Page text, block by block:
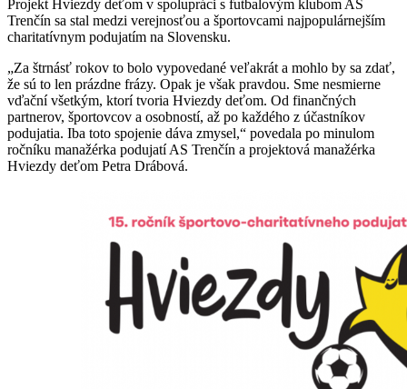
Projekt Hviezdy deťom v spolupráci s futbalovým klubom AS
Trenčín sa stal medzi verejnosťou a športovcami najpopulárnejším
charitatívnym podujatím na Slovensku.
„Za štrnásť rokov to bolo vypovedané veľakrát a mohlo by sa zdať,
že sú to len prázdne frázy. Opak je však pravdou. Sme nesmierne
vďační všetkým, ktorí tvoria Hviezdy deťom. Od finančných
partnerov, športovcov a osobností, až po každého z účastníkov
podujatia. Iba toto spojenie dáva zmysel,“ povedala po minulom
ročníku manažérka podujatí AS Trenčín a projektová manažérka
Hviezdy deťom Petra Drábová.